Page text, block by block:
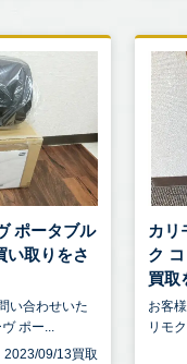
ポータブル
い取りをさ
い合わせいた
ポー...
2023/09/13買取
カリ
ク
買取
お客
リモ